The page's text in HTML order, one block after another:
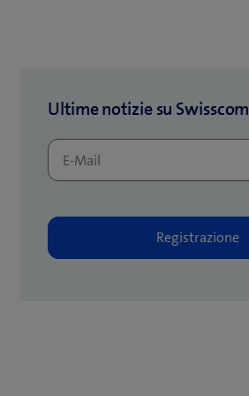
Ultime notizie su Swisscom